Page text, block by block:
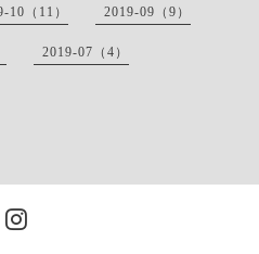
10（11） 2019-09（9）
2019-07（4）